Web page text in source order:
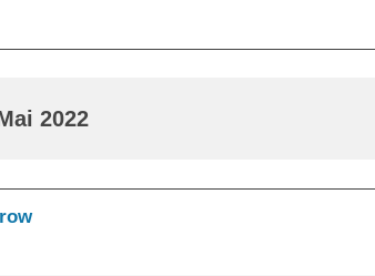
2022